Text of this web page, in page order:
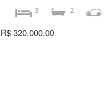
3 2
R$ 320.000,00